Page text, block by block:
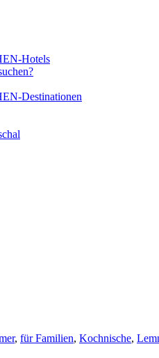
Hotels
Destinationen
, für Familien, Kochnische,